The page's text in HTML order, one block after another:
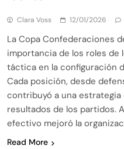
Clara Voss 12/01/2026
La Copa Confederaciones
importancia de los roles de
táctica en la configuración
Cada posición, desde
contribuyó a una
resultados de los partidos.
efectivo mejoró la
Read More